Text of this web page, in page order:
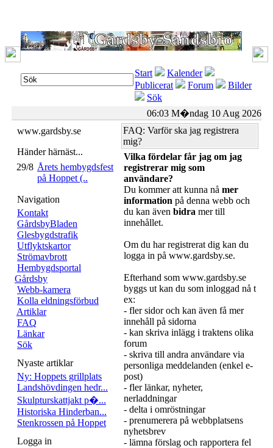
Start
Kalender
Publicerat
Forum
Bilder
Sök
06:03 M�ndag 10 Aug 2026
www.gardsby.se
Händer härnäst...
29/8 Årets hembygdsfest
på Hoppet (..
Navigation
Kontakt
GårdsbyBladen
Glesbygdstrafik
Utflyktskartor
Strömavbrott
Hembygdsportal
Gårdsby
Webb-kamera
Kolla eldningsförbud
Artiklar
FAQ
Länkar
Sök
Nyaste artiklar
Ny: Hoppets grillplats
Landshövdingen hedr...
Skulpturskattjakt p�...
Historiska Hinderban...
Stenkrossen på Hoppet
Logga in
FAQ: Varför ska jag registrera
mig?
Vilka fördelar får jag om jag
registrerar mig som
användare?
Du kommer att kunna nå mer
information på denna webb och
du kan även bidra mer till
innehållet.
Om du har registrerat dig kan du
logga in på www.gardsby.se.
Efterhand som www.gardsby.se
byggs ut kan du som inloggad nå t
ex:
- fler sidor och kan även få mer
innehåll på sidorna
- kan skriva inlägg i traktens olika
forum
- skriva till andra användare via
personliga meddelanden (enkel e-
post)
- fler länkar, nyheter,
nerladdningar
- delta i omröstningar
- prenumerera på webbplatsens
nyhetsbrev
- lämna förslag och rapportera fel